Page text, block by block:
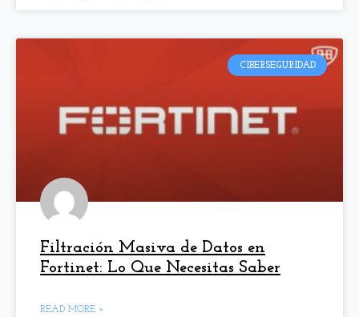
CIBERSEGURIDAD
Filtración Masiva de Datos en
Fortinet: Lo Que Necesitas Saber
READ MORE »